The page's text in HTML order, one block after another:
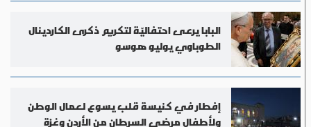
البابا يرعى احتفاليّة لتكريم ذكرى الكاردينال
الطوباوي يوليو هوسو
إفطار في كنيسة قلب يسوع لعمال الوطن
ولأطفال مرضى السرطان من الأردن وغزة